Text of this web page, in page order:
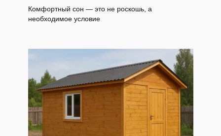
Комфортный сон — это не роскошь, а
необходимое условие